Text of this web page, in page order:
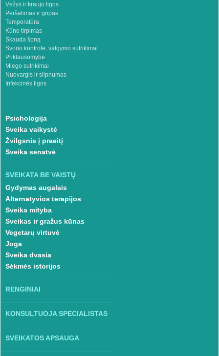
Vėžys ir kraujo ligos
Peršalimas ir gripas
Temperatūra
Kūno tirpimas
Skauda šoną
Svorio kontrolė, valgymo sutrikimai
Priklausomybė
Miego sutrikimai
Nuovargis ir silpnumas
Infekcinės ligos
Psichologija
Sveika vaikystė
Žvilgsnis į praeitį
Sveika senatvė
SVEIKATA BE VAISTŲ
Gydymas augalais
Alternatyvios terapijos
Sveika mityba
Sveikas ir gražus kūnas
Vegetarų virtuvė
Joga
Sveika dvasia
Sėkmės istorijos
RENGINIAI
KONSULTUOJA SPECIALISTAS
SVEIKATOS APSAUGA